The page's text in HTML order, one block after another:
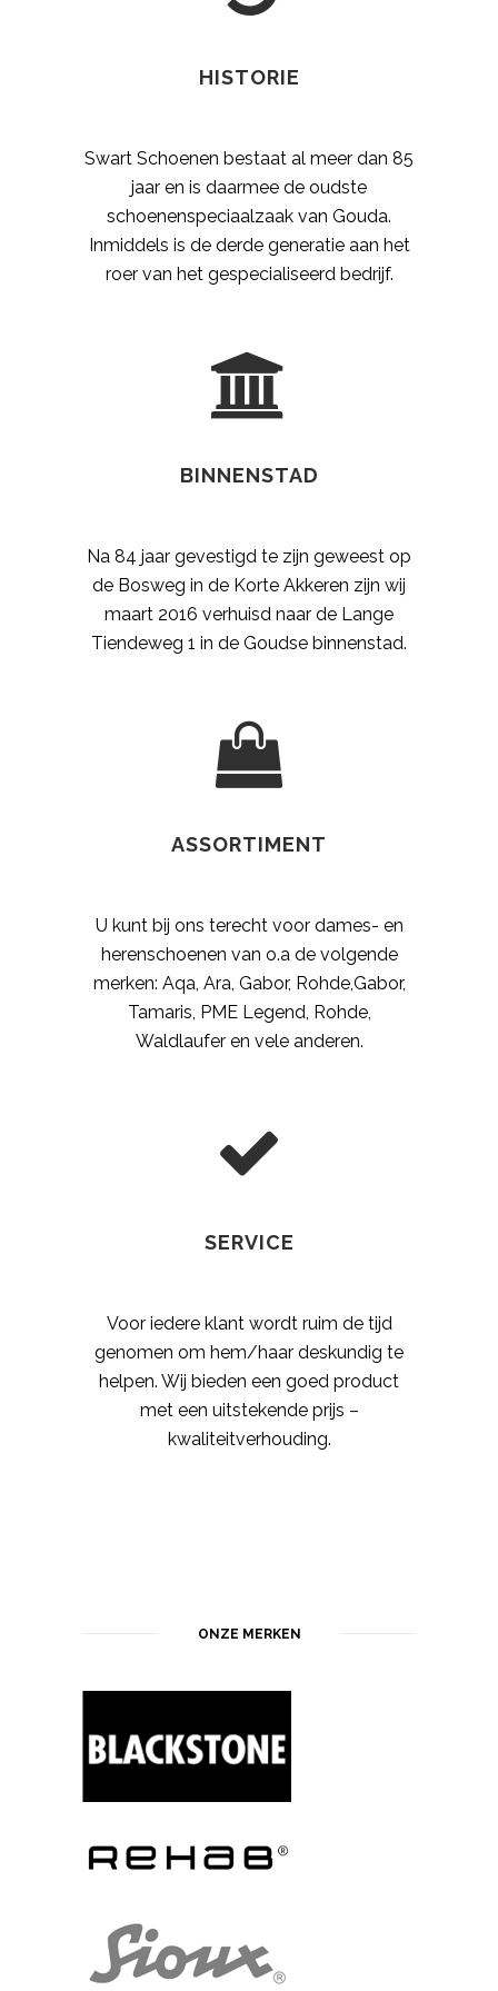
HISTORIE
Swart Schoenen bestaat al meer dan 85
jaar en is daarmee de oudste
schoenenspeciaalzaak van Gouda.
Inmiddels is de derde generatie aan het
roer van het gespecialiseerd bedrijf.
BINNENSTAD
Na 84 jaar gevestigd te zijn geweest op
de Bosweg in de Korte Akkeren zijn wij
maart 2016 verhuisd naar de Lange
Tiendeweg 1 in de Goudse binnenstad.
ASSORTIMENT
U kunt bij ons terecht voor dames- en
herenschoenen van o.a de volgende
merken: Aqa, Ara, Gabor, Rohde,Gabor,
Tamaris, PME Legend, Rohde,
Waldlaufer en vele anderen.
SERVICE
Voor iedere klant wordt ruim de tijd
genomen om hem/haar deskundig te
helpen. Wij bieden een goed product
met een uitstekende prijs –
kwaliteitverhouding.
ONZE MERKEN